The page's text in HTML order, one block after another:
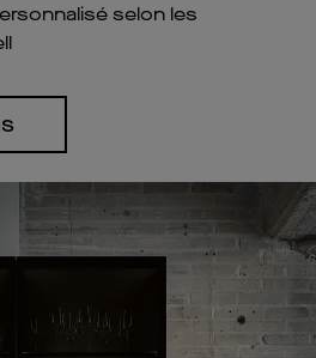
selon les